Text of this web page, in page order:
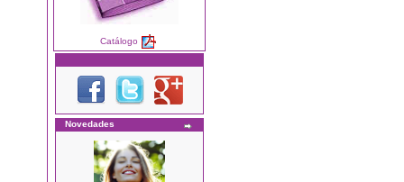
Catálogo
Novedades